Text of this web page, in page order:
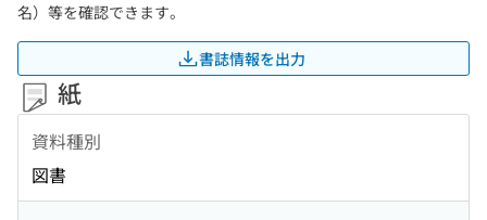
名）等を確認できます。
書誌情報を出力
紙
資料種別
図書